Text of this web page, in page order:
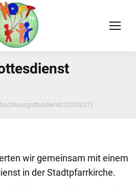
(2020/21)
wir gemeinsam mit einem
in der Stadtpfarrkirche.